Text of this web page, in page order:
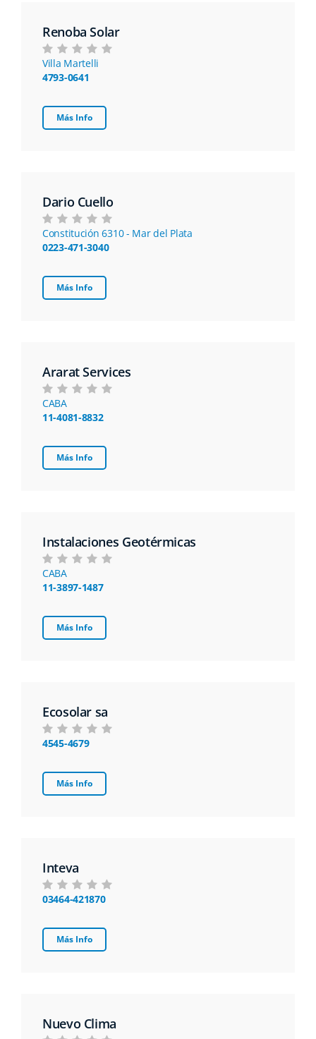
Renoba Solar
Villa Martelli
4793-0641
Más Info
Dario Cuello
Constitución 6310 - Mar del Plata
0223-471-3040
Más Info
Ararat Services
CABA
11-4081-8832
Más Info
Instalaciones Geotérmicas
CABA
11-3897-1487
Más Info
Ecosolar sa
4545-4679
Más Info
Inteva
03464-421870
Más Info
Nuevo Clima